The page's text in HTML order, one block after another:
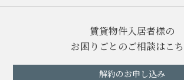
賃貸物件入居者様の
お困りごとのご相談はこ
解約のお申し込み